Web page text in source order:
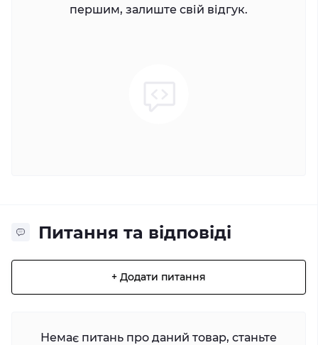
першим, залиште свій відгук.
Питання та відповіді
+ Додати питання
Немає питань про даний товар, станьте